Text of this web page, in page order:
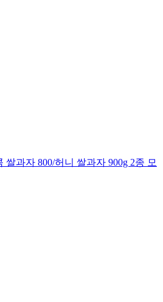
과자 800/허니 쌀과자 900g 2종 모